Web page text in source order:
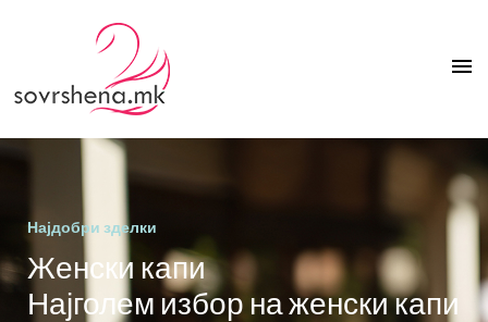
menu
Најдобри зделки
Женски капи
Најголем избор на женски капи